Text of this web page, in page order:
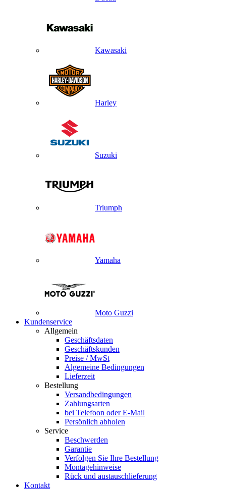
Kawasaki
Harley
Suzuki
Triumph
Yamaha
Moto Guzzi
Kundenservice
Allgemein
Geschäftsdaten
Geschäftskunden
Preise / MwSt
Algemeine Bedingungen
Lieferzeit
Bestellung
Versandbedingungen
Zahlungsarten
bei Telefoon oder E-Mail
Persönlich abholen
Service
Beschwerden
Garantie
Verfolgen Sie Ihre Bestellung
Montagehinweise
Rück und austauschlieferung
Kontakt